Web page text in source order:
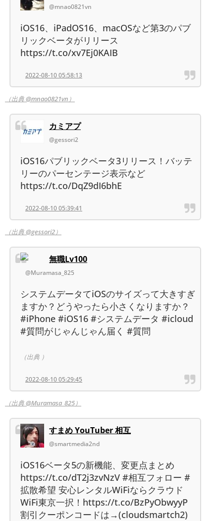
@mnao0821vn
iOS16、iPadOS16、macOSなど第3のパブ
リックベータがリリース
https://t.co/xv7Ej0KAIB
2022-08-10 05:58:13
（出典 @mnao0821vn）
カミアプ
@gessori2
iOS16パブリックベータ3リリース！バッテ
リーのパーセンテージ表示など
https://t.co/DqZ9dI6bhE
2022-08-10 05:39:41
（出典 @gessori2）
無職Lv100
@Muramasa_825
システムデータてiOSのサイズって大きすぎ
ますか？どうやったら小さくなりますか？
#iPhone #iOS16 #システムデータ #icloud
#質問がじゃんじゃん届く #質問
（出典 ）
2022-08-10 05:29:45
（出典 @Muramasa_825）
すまめ YouTuber 相互
@smartmedia2nd
iOS16ベータ5の新機能、変更点まとめ
https://t.co/dT2j3zvNzV #相互フォロー #
拡散希望 安心レンタルWiFiならクラウド
WiFi東京一択！https://t.co/BzPyObwyyP
割引クーポンコードは→(cloudsmartch2)